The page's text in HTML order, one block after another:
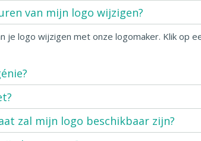
van mijn logo wijzigen?
je logo wijzigen met onze logomaker. Klik op
zal mijn logo beschikbaar zijn?